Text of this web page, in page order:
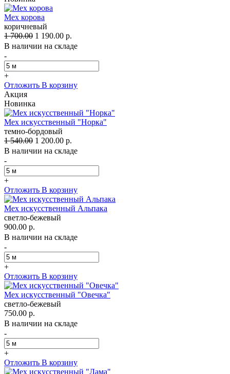
Мех корова
коричневый
1 700.00 1 190.00 р.
В наличии на складе
-
+
Отложить В корзину
Акция
Новинка
Мех искусственный "Норка"
темно-бордовый
1 540.00 1 200.00 р.
В наличии на складе
-
+
Отложить В корзину
Мех искусственный Альпака
светло-бежевый
900.00 р.
В наличии на складе
-
+
Отложить В корзину
Мех искусственный "Овечка"
светло-бежевый
750.00 р.
В наличии на складе
-
+
Отложить В корзину